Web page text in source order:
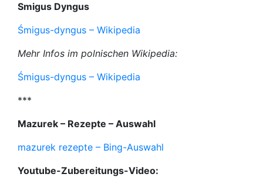
Smigus Dyngus
Śmigus-dyngus – Wikipedia
Mehr Infos im polnischen Wikipedia:
Śmigus-dyngus – Wikipedia
***
Mazurek – Rezepte – Auswahl
mazurek rezepte – Bing-Auswahl
Youtube-Zubereitungs-Video: